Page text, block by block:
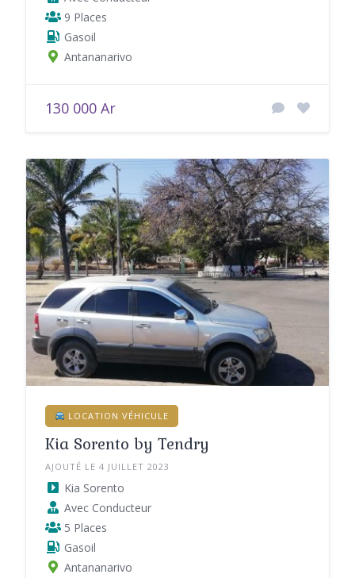
9 Places
Gasoil
Antananarivo
130 000 Ar
LOCATION VÉHICULE
Kia Sorento by Tendry
AJOUTÉ LE 4 JUILLET 2023
Kia Sorento
Avec Conducteur
5 Places
Gasoil
Antananarivo